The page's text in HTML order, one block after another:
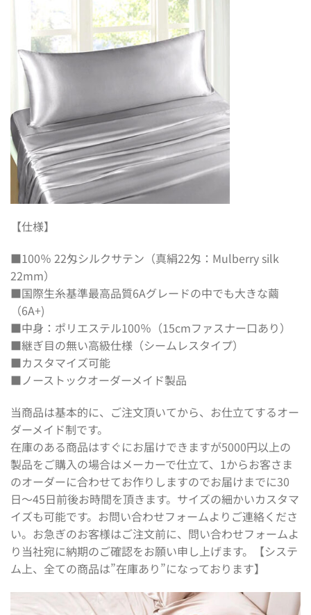
【仕様】
■100％ 22匁シルクサテン（真絹22匁：Mulberry silk
22mm）
■国際生糸基準最高品質6Aグレードの中でも大きな繭
（6A+)
■中身：ポリエステル100％（15cmファスナー口あり）
■継ぎ目の無い高級仕様（シームレスタイプ）
■カスタマイズ可能
■ノーストックオーダーメイド製品
当商品は基本的に、ご注文頂いてから、お仕立てするオー
ダーメイド制です。
在庫のある商品はすぐにお届けできますが5000円以上の
製品をご購入の場合はメーカーで仕立て、1からお客さま
のオーダーに合わせてお作りしますのでお届けまでに30
日〜45日前後お時間を頂きます。サイズの細かいカスタマ
イズも可能です。お問い合わせフォームよりご連絡くださ
い。お急ぎのお客様はご注文前に、問い合わせフォームよ
り当社宛に納期のご確認をお願い申し上げます。【システ
ム上、全ての商品は”在庫あり”になっております】